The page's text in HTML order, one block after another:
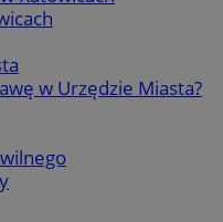
w Urzędzie Miasta?